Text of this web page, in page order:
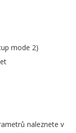
mode 2)
naleznete v